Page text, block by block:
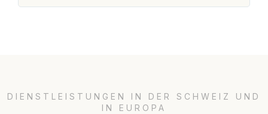
DIENSTLEISTUNGEN IN DER SCHWEIZ UND
IN EUROPA